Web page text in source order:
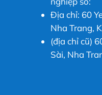
Địa chỉ: 60
Nha Trang,
(địa chỉ cũ)
Sài, Nha